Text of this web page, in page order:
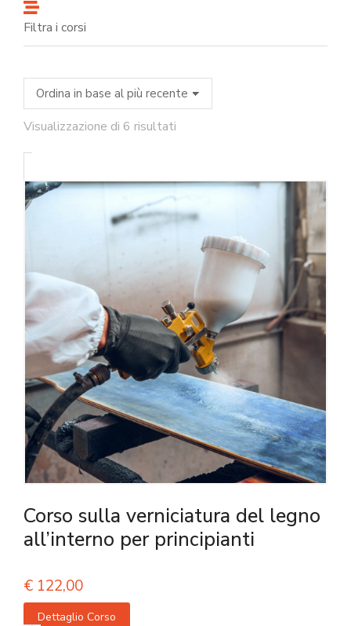
Filtra i corsi
Visualizzazione di 6 risultati
Corso sulla verniciatura del legno
all’interno per principianti
€ 122,00
Dettaglio Corso